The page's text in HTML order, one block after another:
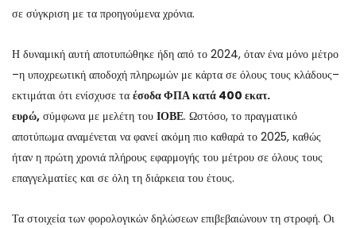
σε σύγκριση με τα προηγούμενα χρόνια.
Η δυναμική αυτή αποτυπώθηκε ήδη από το 2024, όταν ένα μόνο μέτρο
–η υποχρεωτική αποδοχή πληρωμών με κάρτα σε όλους τους κλάδους–
εκτιμάται ότι ενίσχυσε τα έσοδα ΦΠΑ κατά 400 εκατ.
ευρώ, σύμφωνα με μελέτη του ΙΟΒΕ. Ωστόσο, το πραγματικό
αποτύπωμα αναμένεται να φανεί ακόμη πιο καθαρά το 2025, καθώς
ήταν η πρώτη χρονιά πλήρους εφαρμογής του μέτρου σε όλους τους
επαγγελματίες και σε όλη τη διάρκεια του έτους.
Τα στοιχεία των φορολογικών δηλώσεων επιβεβαιώνουν τη στροφή. Οι